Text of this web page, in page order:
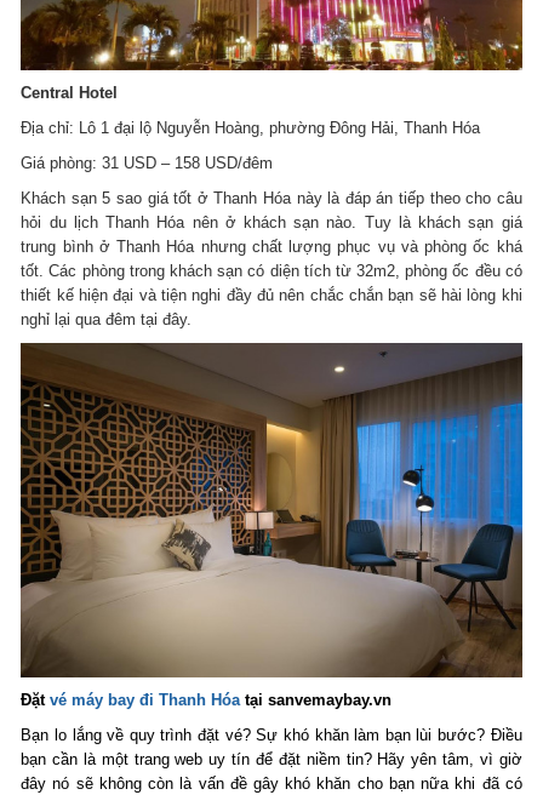
Central Hotel
Địa chỉ: Lô 1 đại lộ Nguyễn Hoàng, phường Đông Hải, Thanh Hóa
Giá phòng: 31 USD – 158 USD/đêm
Khách sạn 5 sao giá tốt ở Thanh Hóa này là đáp án tiếp theo cho câu
hỏi du lịch Thanh Hóa nên ở khách sạn nào. Tuy là khách sạn giá
trung bình ở Thanh Hóa nhưng chất lượng phục vụ và phòng ốc khá
tốt. Các phòng trong khách sạn có diện tích từ 32m2, phòng ốc đều có
thiết kế hiện đại và tiện nghi đầy đủ nên chắc chắn bạn sẽ hài lòng khi
nghỉ lại qua đêm tại đây.
Đặtvé máy bay đi Thanh Hóatại sanvemaybay.vn
Bạn lo lắng về quy trình đặt vé? Sự khó khăn làm bạn lùi bước? Điều
bạn cần là một trang web uy tín để đặt niềm tin? Hãy yên tâm, vì giờ
đây nó sẽ không còn là vấn đề gây khó khăn cho bạn nữa khi đã có